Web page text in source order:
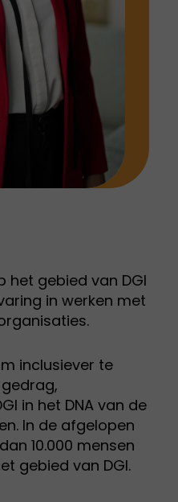
het gebied van DGI
in werken met
inclusiever te
in het DNA van de
In de afgelopen
10.000 mensen
gebied van DGI.